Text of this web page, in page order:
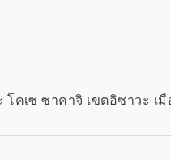
คเซ ซาคาจิ เขตอิซาวะ เมื